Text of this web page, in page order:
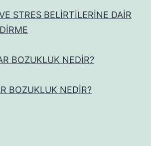
STRES BELİRTİLERİNE DAİR
BOZUKLUK NEDİR?
BOZUKLUK NEDİR?